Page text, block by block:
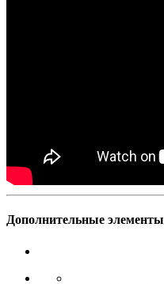
Дополнительные элементы